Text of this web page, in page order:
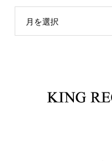
月を選択